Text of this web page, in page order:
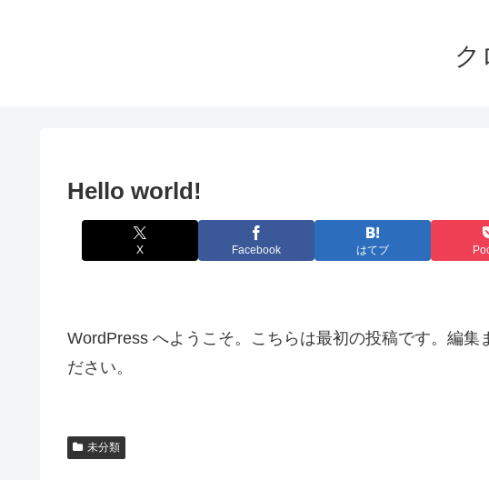
ク
Hello world!
X Facebook はてブ
WordPress へようこそ。こちらは最初の投稿です。編集
ださい。
未分類